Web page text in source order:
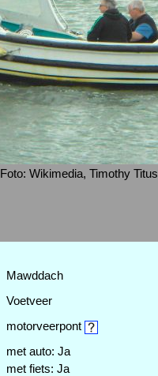
Foto: Wikimedia, Timothy Titus
Mawddach
Voetveer
motorveerpont
met auto: Ja
met fiets: Ja